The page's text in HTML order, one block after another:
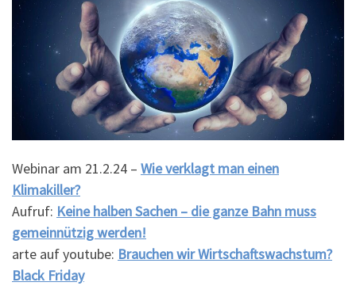
Webinar am 21.2.24 – Wie verklagt man einen
Klimakiller?
Aufruf: Keine halben Sachen – die ganze Bahn muss
gemeinnützig werden!
arte auf youtube: Brauchen wir Wirtschaftswachstum?
Black Friday